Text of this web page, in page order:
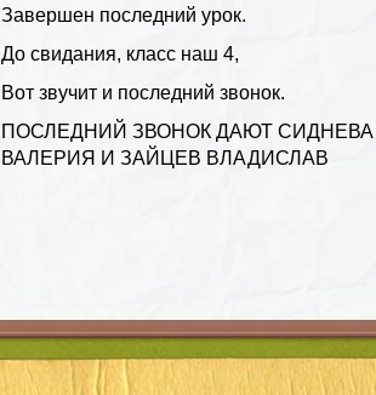
Завершен последний урок.
До свидания, класс наш 4,
Вот звучит и последний звонок.
ПОСЛЕДНИЙ ЗВОНОК ДАЮТ
ВАЛЕРИЯ И ЗАЙЦЕВ ВЛАДИСЛАВ